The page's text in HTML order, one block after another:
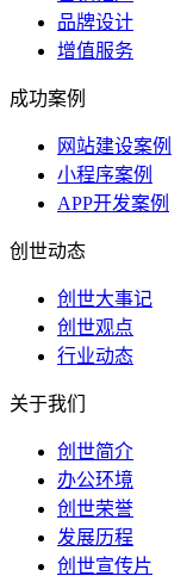
品牌设计
增值服务
成功案例
网站建设案例
小程序案例
APP开发案例
创世动态
创世大事记
创世观点
行业动态
关于我们
创世简介
办公环境
创世荣誉
发展历程
创世宣传片